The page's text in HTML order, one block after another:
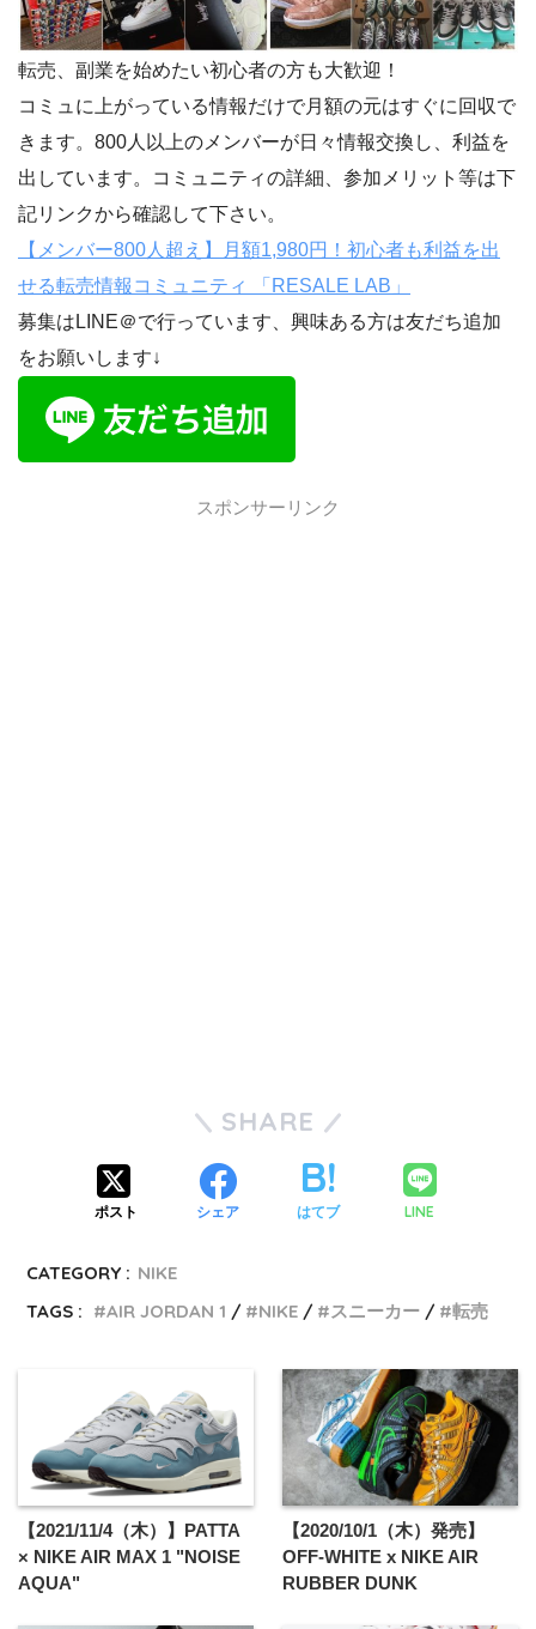
転売、副業を始めたい初心者の方も大歓迎！
コミュに上がっている情報だけで月額の元はすぐに回収で
きます。800人以上のメンバーが日々情報交換し、利益を
出しています。コミュニティの詳細、参加メリット等は下
記リンクから確認して下さい。
【メンバー800人超え】月額1,980円！初心者も利益を出
せる転売情報コミュニティ 「RESALE LAB」
募集はLINE＠で行っています、興味ある方は友だち追加
をお願いします↓
スポンサーリンク
SHARE
ポスト シェア はてブ LINE
CATEGORY : NIKE
TAGS :
AIR JORDAN 1 NIKE スニーカー 転売
【2021/11/4（木）】PATTA
× NIKE AIR MAX 1 "NOISE
AQUA"
【2020/10/1（木）発売】
OFF-WHITE x NIKE AIR
RUBBER DUNK